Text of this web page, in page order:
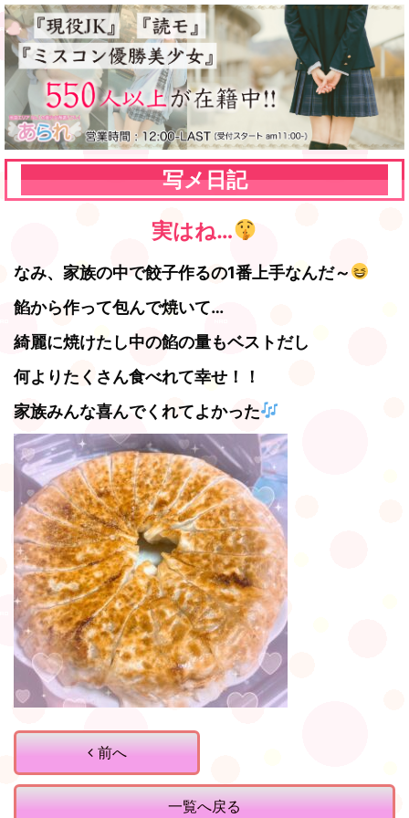
写メ日記
実はね…
なみ、家族の中で餃子作るの1番上手なんだ～
餡から作って包んで焼いて…
綺麗に焼けたし中の餡の量もベストだし
何よりたくさん食べれて幸せ！！
家族みんな喜んでくれてよかった
前へ
一覧へ戻る